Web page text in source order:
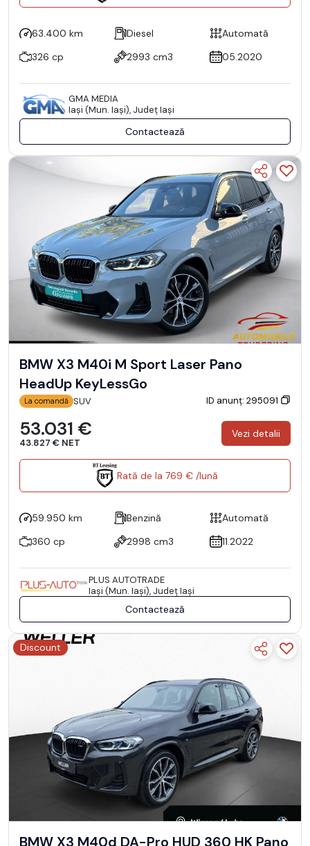
63.400 km Diesel
Automată
326 cp
2993 cm3 05.2020
GMA MEDIA
Iaşi (Mun. Iaşi), Județ Iaşi
Contactează
BMW X3 M40i M Sport Laser Pano
HeadUp KeyLessGo
La comandă SUV ID anunț: 295091
53.031 €
43.827 € NET
Vezi detalii
Rată de la 769 € /lună
59.950 km Benzină
Automată
360 cp
2998 cm3 11.2022
PLUS AUTOTRADE
Iaşi (Mun. Iaşi), Județ Iaşi
Contactează
Discount
BMW X3 M40d DA-Pro HUD 360 HK Pano